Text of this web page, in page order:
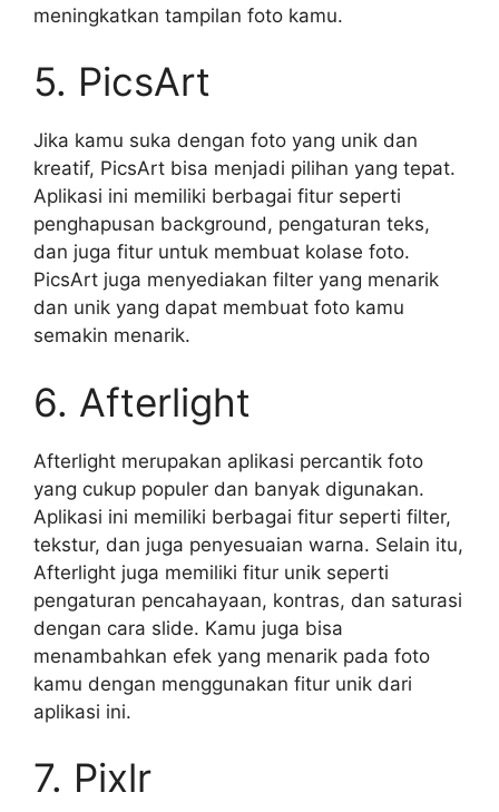
meningkatkan tampilan foto kamu.
5. PicsArt
Jika kamu suka dengan foto yang unik dan
kreatif, PicsArt bisa menjadi pilihan yang tepat.
Aplikasi ini memiliki berbagai fitur seperti
penghapusan background, pengaturan teks,
dan juga fitur untuk membuat kolase foto.
PicsArt juga menyediakan filter yang menarik
dan unik yang dapat membuat foto kamu
semakin menarik.
6. Afterlight
Afterlight merupakan aplikasi percantik foto
yang cukup populer dan banyak digunakan.
Aplikasi ini memiliki berbagai fitur seperti filter,
tekstur, dan juga penyesuaian warna. Selain itu,
Afterlight juga memiliki fitur unik seperti
pengaturan pencahayaan, kontras, dan saturasi
dengan cara slide. Kamu juga bisa
menambahkan efek yang menarik pada foto
kamu dengan menggunakan fitur unik dari
aplikasi ini.
7. Pixlr